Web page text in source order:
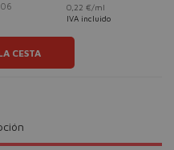
0,22 €/ml
IVA incluido
CESTA